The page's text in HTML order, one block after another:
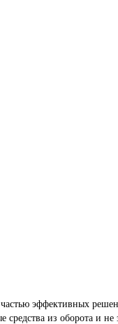
эффективных
из оборота и не